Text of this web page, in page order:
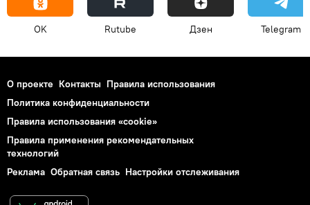
OK Rutube Дзен Telegram
О проекте Контакты Правила использования
Политика конфиденциальности
Правила использования «cookie»
Правила применения рекомендательных
технологий
Реклама Обратная связь Настройки отслеживания